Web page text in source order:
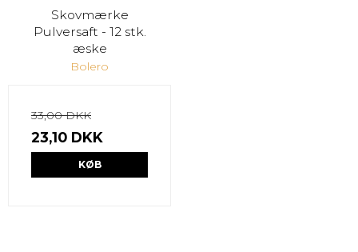
Skovmærke
Pulversaft - 12 stk.
æske
Bolero
33,00 DKK
23,10 DKK
KØB